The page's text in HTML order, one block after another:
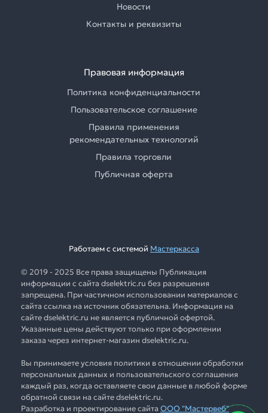
Новости
Контакты и реквизиты
Правовая информация
Политика конфиденциальности
Пользовательское соглашение
Правила применения
рекомендательных технологий
Правила торговли
Публичная оферта
Работаем с системой Мастеркасса
© 2019 - 2025 Все права защищены Публикация
информации с сайта dselektric.ru без разрешения
запрещена. При частичном использовании материалов с
сайта ссылка на источник обязательна. Информация на
сайте dselektric.ru не является публичной офертой.
Указанные цены действуют только при оформлении
заказа через интернет-магазин dselektric.ru.
Вы принимаете условия политики в отношении обработки
персональных данных и пользовательского соглашения
каждый раз, когда оставляете свои данные в любой форме
обратной связи на сайте dselektric.ru.
Разработка и проектирование сайта ООО "Мастервеб"